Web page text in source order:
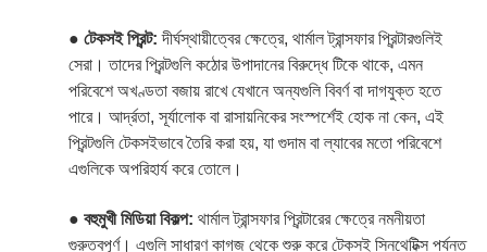
● টেকসই প্রিন্ট: দীর্ঘস্থায়ীত্বের ক্ষেত্রে, থার্মাল ট্রান্সফার প্রিন্টারগুলিই
সেরা। তাদের প্রিন্টগুলি কঠোর উপাদানের বিরুদ্ধে টিকে থাকে, এমন
পরিবেশে অখণ্ডতা বজায় রাখে যেখানে অন্যগুলি বিবর্ণ বা দাগযুক্ত হতে
পারে। আর্দ্রতা, সূর্যালোক বা রাসায়নিকের সংস্পর্শেই হোক না কেন, এই
প্রিন্টগুলি টেকসইভাবে তৈরি করা হয়, যা গুদাম বা ল্যাবের মতো পরিবেশে
এগুলিকে অপরিহার্য করে তোলে।
● বহুমুখী মিডিয়া বিকল্প: থার্মাল ট্রান্সফার প্রিন্টারের ক্ষেত্রে নমনীয়তা
গুরুত্বপূর্ণ। এগুলি সাধারণ কাগজ থেকে শুরু করে টেকসই সিনথেটিক্স পর্যন্ত